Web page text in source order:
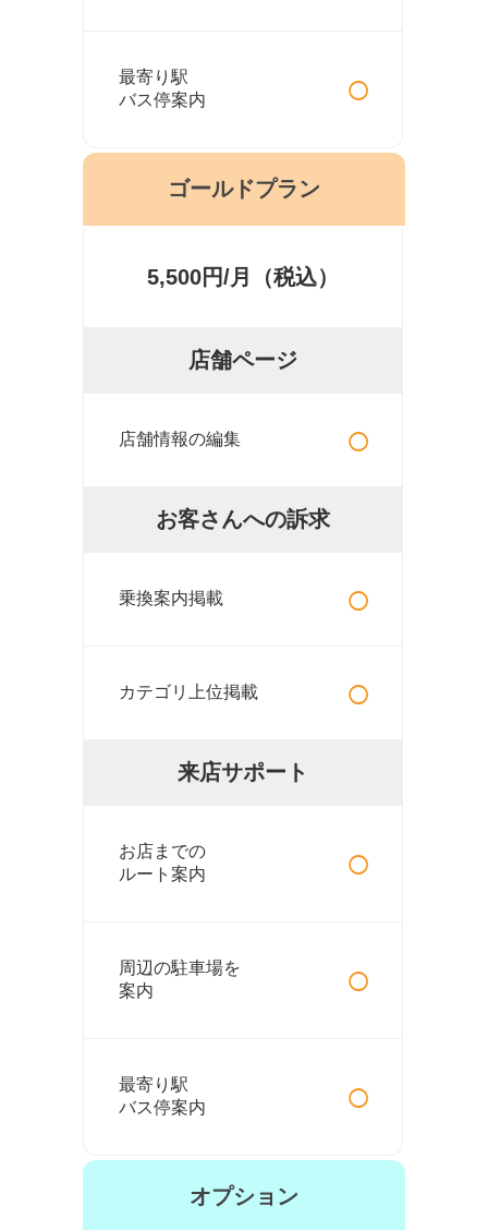
最寄り駅
バス停案内
○
ゴールドプラン
5,500円/月（税込）
店舗ページ
店舗情報の編集 ○
お客さんへの訴求
乗換案内掲載 ○
カテゴリ上位掲載 ○
来店サポート
お店までの
ルート案内
○
周辺の駐車場を
案内
○
最寄り駅
バス停案内
○
オプション